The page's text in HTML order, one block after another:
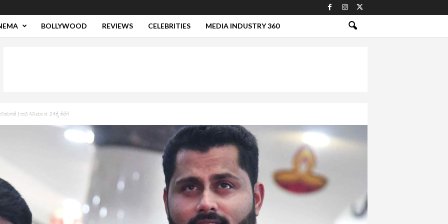
BOLLYWOOD REVIEWS CELEBRITIES MEDIA INDUSTRY 360
| ಅಭಿ ಸಿನಿಮಾ ನ. 24ಕ್ಕೆ ತೆರೆಗೆ